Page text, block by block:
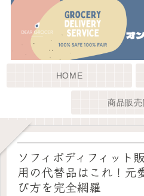
HOME
商品販売
ソフィボディフィット
用の代替品はこれ！元
び方を完全網羅